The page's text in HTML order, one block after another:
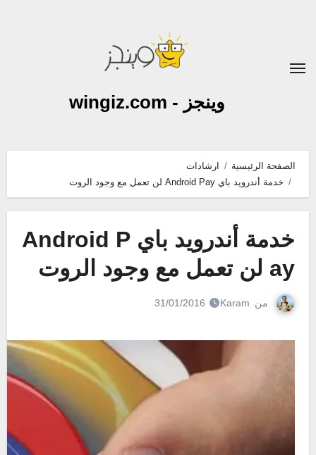
وينجز - wingiz.com
الصفحة الرئيسية
ارشادات
خدمة أندرويد باي Android Pay لن تعمل مع وجود الروت
خدمة أندرويد باي Android P
ay لن تعمل مع وجود الروت
من Karam
31/01/2016